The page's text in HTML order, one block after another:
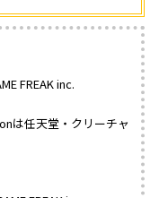
FREAK inc.
は任天堂・クリーチャ